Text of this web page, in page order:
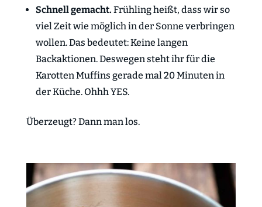
Schnell gemacht. Frühling heißt, dass wir so
viel Zeit wie möglich in der Sonne verbringen
wollen. Das bedeutet: Keine langen
Backaktionen. Deswegen steht ihr für die
Karotten Muffins gerade mal 20 Minuten in
der Küche. Ohhh YES.
Überzeugt? Dann man los.